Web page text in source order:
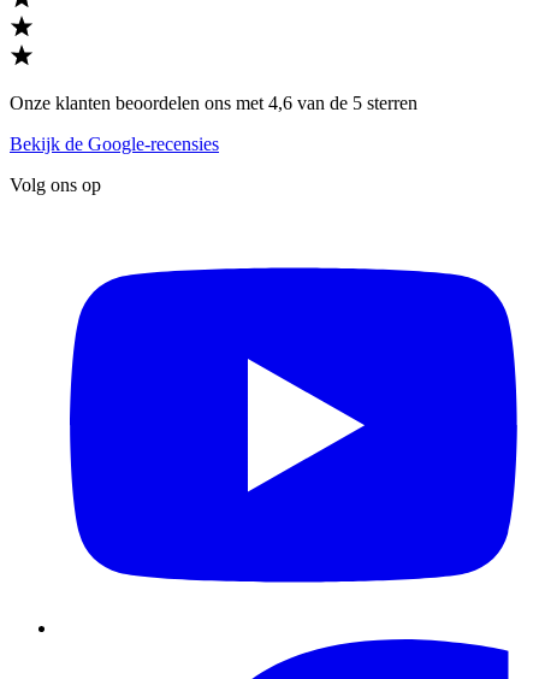
Onze klanten beoordelen ons met 4,6 van de 5 sterren
Bekijk de Google-recensies
Volg ons op